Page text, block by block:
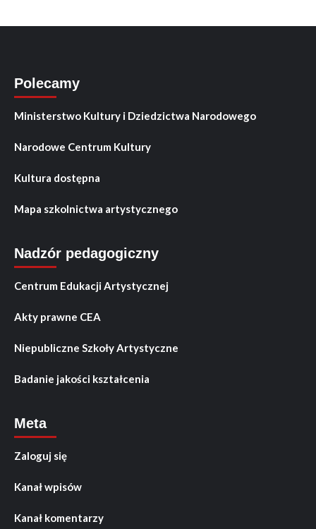
Polecamy
Ministerstwo Kultury i Dziedzictwa Narodowego
Narodowe Centrum Kultury
Kultura dostępna
Mapa szkolnictwa artystycznego
Nadzór pedagogiczny
Centrum Edukacji Artystycznej
Akty prawne CEA
Niepubliczne Szkoły Artystyczne
Badanie jakości kształcenia
Meta
Zaloguj się
Kanał wpisów
Kanał komentarzy